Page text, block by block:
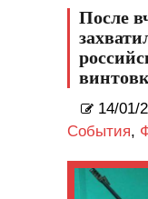
После
14/01/
События,